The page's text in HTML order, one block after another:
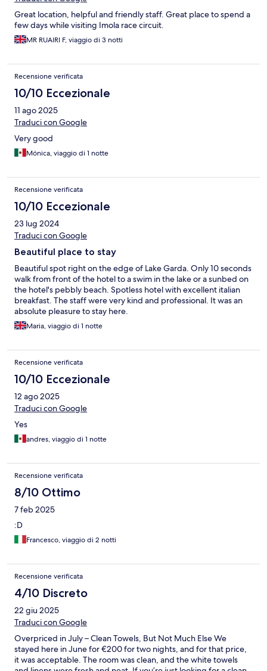
Great location, helpful and friendly staff. Great place to spend a
few days while visiting Imola race circuit.
MR RUAIRI F, viaggio di 3 notti
Recensione verificata
10/10 Eccezionale
11 ago 2025
Traduci con Google
Very good
Mónica, viaggio di 1 notte
Recensione verificata
10/10 Eccezionale
23 lug 2024
Traduci con Google
Beautiful place to stay
Beautiful spot right on the edge of Lake Garda. Only 10 seconds
walk from front of the hotel to a swim in the lake or a sunbed on
the hotel's pebbly beach. Spotless hotel with excellent italian
breakfast. The staff were very kind and professional. It was an
absolute pleasure to stay here.
Maria, viaggio di 1 notte
Recensione verificata
10/10 Eccezionale
12 ago 2025
Traduci con Google
Yes
andres, viaggio di 1 notte
Recensione verificata
8/10 Ottimo
7 feb 2025
:D
Francesco, viaggio di 2 notti
Recensione verificata
4/10 Discreto
22 giu 2025
Traduci con Google
Overpriced in July – Clean Towels, But Not Much Else We
stayed here in June for €200 for two nights, and for that price,
it was acceptable. The room was clean, and the white towels